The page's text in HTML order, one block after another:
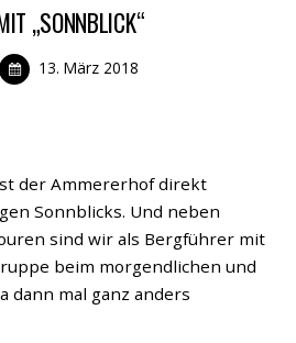
„SONNBLICK“
13. März 2018
der Ammererhof direkt
Sonnblicks. Und neben
sind wir als Bergführer mit
beim morgendlichen und
dann mal ganz anders